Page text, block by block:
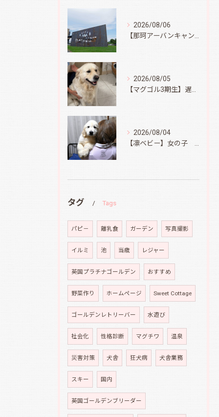
2026/08/06
【那珂アーバンキャンプフィールド】
2026/08/05
【マグゴル3期生】遅ればせながら
2026/08/04
【凛ベビー】女の子 Ⅱ
タグ Tags
パピ－ 離乳食 ガーデン 写真撮影
イルミ 池 当歳 レジャー
英国プラチナゴールデン おすすめ
野菜作り ホームページ Sweet Cottage
ゴールデンレトリーバー 水遊び
社会化 性格診断 マグチワ 温泉
災害対策 犬舎 狂犬病 犬舎業務
スキー 国内
英国ゴールデンブリーダー